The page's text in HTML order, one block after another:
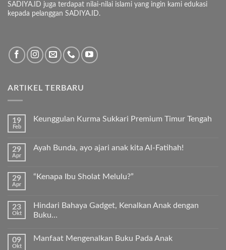
SADIYA.ID juga terdapat nilai-nilai islami yang ingin kami edukasi
kepada pelanggan SADIYA.ID.
ARTIKEL TERBARU
19
Feb
Keunggulan Kurma Sukkari Premium Timur Tengah
pada
Premium
29
Apr
Ayah Bunda, ayo ajari anak kita Al-Fatihah!
komentar
pada
ajari
anak
kita
29
Apr
“Kenapa Ibu Sholat Melulu?”
pada
“Kenapa
23
Okt
Hindari Bahaya Gadget, Kenalkan Anak dengan
Buku…
komentar
09
Okt
Manfaat Mengenalkan Buku Pada Anak